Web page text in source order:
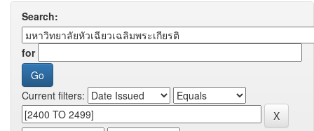
Search:
for
Current filters: